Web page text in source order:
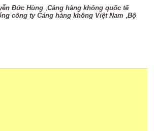
Đức Hùng ,Cảng hàng không quốc tế
công ty Cảng hàng không Việt Nam ,Bộ